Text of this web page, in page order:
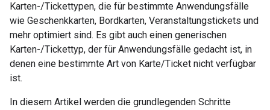
Karten-/Tickettypen, die für bestimmte Anwendungsfälle
wie Geschenkkarten, Bordkarten, Veranstaltungstickets und
mehr optimiert sind. Es gibt auch einen generischen
Karten-/Tickettyp, der für Anwendungsfälle gedacht ist, in
denen eine bestimmte Art von Karte/Ticket nicht verfügbar
ist.
In diesem Artikel werden die grundlegenden Schritte